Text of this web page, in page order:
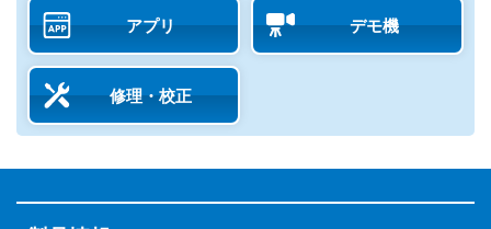
アプリ デモ機
修理・校正